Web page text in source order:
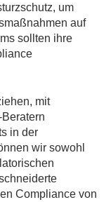
um
auf
sollten ihre
mit
in der
wir sowohl
Compliance von